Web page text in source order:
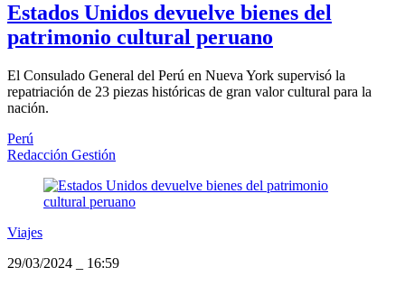
Estados Unidos devuelve bienes del
patrimonio cultural peruano
El Consulado General del Perú en Nueva York supervisó la
repatriación de 23 piezas históricas de gran valor cultural para la
nación.
Perú
Redacción Gestión
Viajes
29/03/2024
16:59